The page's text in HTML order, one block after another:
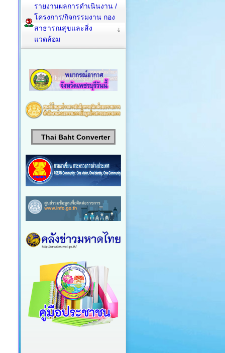
รายงานผลการดำเนินงาน /
โครงการ/กิจกรรมงาน กอง
สาธารณสุขและสิ่ง
แวดล้อม
Thai Baht Converter